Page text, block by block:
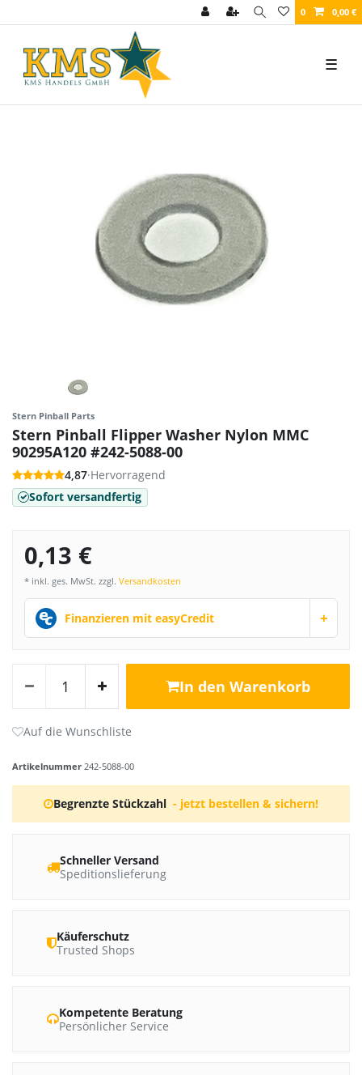
0 0,00 €
☰
Stern Pinball Parts
Stern Pinball Flipper Washer Nylon MMC
90295A120 #242-5088-00
4,87·Hervorragend
Sofort versandfertig
0,13 €
* inkl. ges. MwSt. zzgl. Versandkosten
Finanzieren mit easyCredit +
In den Warenkorb
Artikelnummer 242-5088-00
Begrenzte Stückzahl - jetzt bestellen & sichern!
Schneller Versand
Speditionslieferung
Käuferschutz
Trusted Shops
Kompetente Beratung
Persönlicher Service